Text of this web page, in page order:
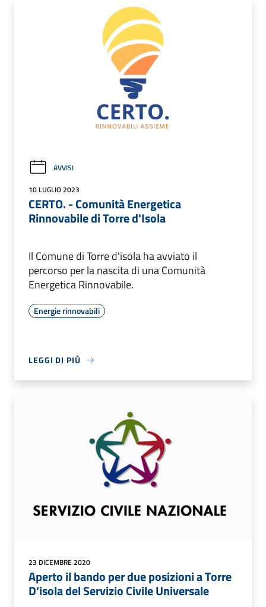
AVVISI
10 LUGLIO 2023
CERTO. - Comunità Energetica
Rinnovabile di Torre d'Isola
Il Comune di Torre d'isola ha avviato il
percorso per la nascita di una Comunità
Energetica Rinnovabile.
Energie rinnovabili
LEGGI DI PIÙ
23 DICEMBRE 2020
Aperto il bando per due posizioni a Torre
D’isola del Servizio Civile Universale